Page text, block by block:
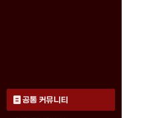
공통 커뮤니티